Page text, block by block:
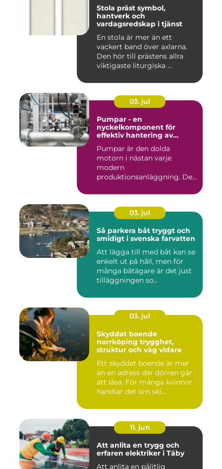
Stola präst symbol,
hantverk och
vardagsredskap i tjänst
En stola är mer än ett
vackert band över axlarna.
Den hör till prästens allra
viktigaste liturgiska ...
03. jul
Pumpar - en
nyckelkomponent för
effektiv hantering av
Pumpar är den dolda
motorn i nästan varje
modern
produktionsanläggning. De
03. jul
Så parkera båt tryggt och
smidigt i svenska farvatten
Att lägga till med båt kan se
enkelt ut på håll, men för
många båtägare är det just
tilläggningen so...
03. jul
Skyddat boende
norrköping trygghet,
struktur och väg vidare
Ett skyddat boende är mer
än en adress där dörren går
att låsa. För många kvinnor
handlar det om ski...
11. jun
Att anlita en trygg och
erfaren elektriker i Täby
Att anlita en pålitlig